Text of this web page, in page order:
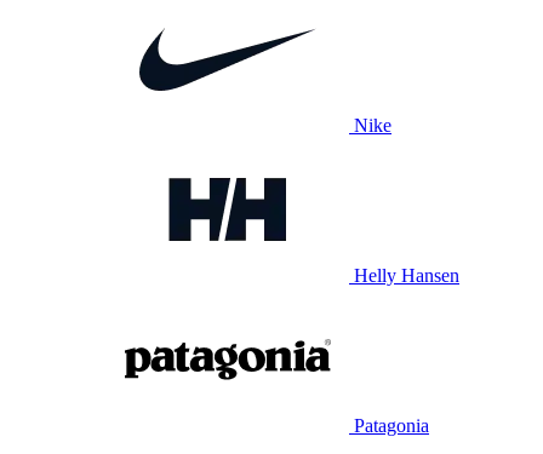
Nike
Helly Hansen
Patagonia